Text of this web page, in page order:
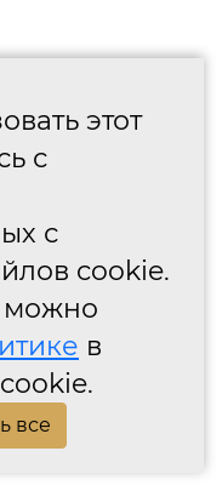
этот
с
с
cookie.
можно
в
все